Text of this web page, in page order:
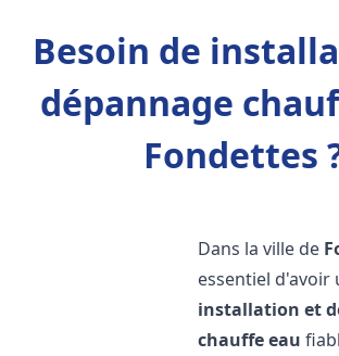
Besoin de
dépannage
Fondettes
Dans la ville de
essentiel d'avoir
installation et
chauffe eau